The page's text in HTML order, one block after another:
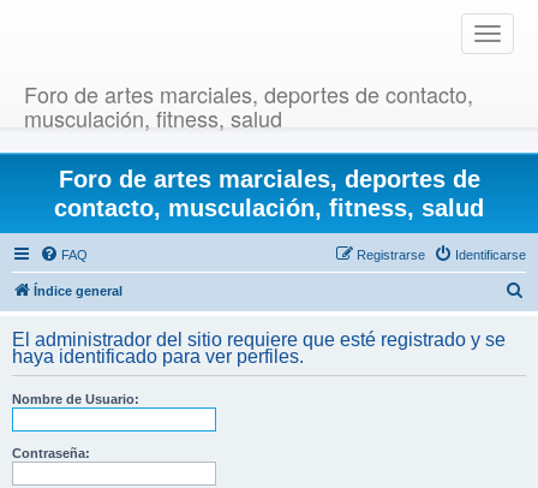
T
o
e
v
i
g
i
o
Foro de artes marciales, deportes de contacto,
musculación, fitness, salud
Foro de artes marciales, deportes de
contacto, musculación, fitness, salud
FAQ Identificarse
Registrarse
Índice general
c
El administrador del sitio requiere que esté registrado y se
haya identificado para ver perfiles.
Nombre de Usuario:
Contraseña: